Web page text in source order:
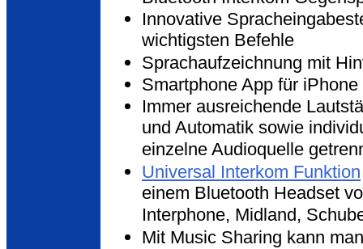
Innovative
wichtigsten Befehle
Sprachaufzeichnung mit
Smartphone App für
Immer ausreichende
und Automatik sowie
einzelne Audioquelle
Universal Interkom Funktion
einem Bluetooth Headset
Interphone, Midland,
Mit Music Sharing kann